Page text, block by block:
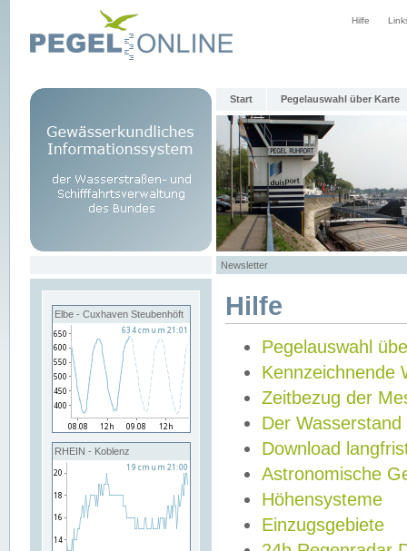
Hilfe
Start Pegelauswahl über Karte
Newsletter
Elbe - Cuxhaven Steubenhöft
RHEIN - Koblenz
Hilfe
Pegelauswahl
Kennzeichnende
Zeitbezug der
Der Wasserstand
Download
Astronomische
Höhensysteme
Einzugsgebiete